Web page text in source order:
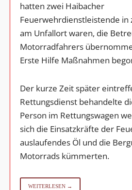
hatten zwei Haibacher
Feuerwehrdienstleistende in
am Unfallort waren, die
Motorradfahrers
Erste Hilfe Maßnahmen
Der kurze Zeit später
Rettungsdienst behandelte
Person im Rettungswagen
sich die Einsatzkräfte der
auslaufendes Öl und die
Motorrads kümmerten.
WEITERLESEN →